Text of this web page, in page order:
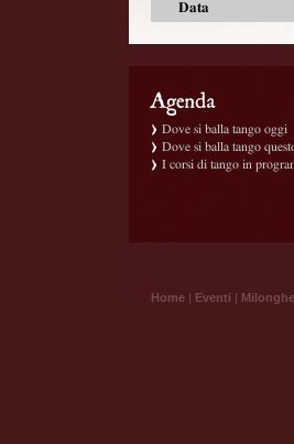
Data
Dove si balla tango oggi
Dove si balla tango
I corsi di tango in
Home | Eventi | Milonghe